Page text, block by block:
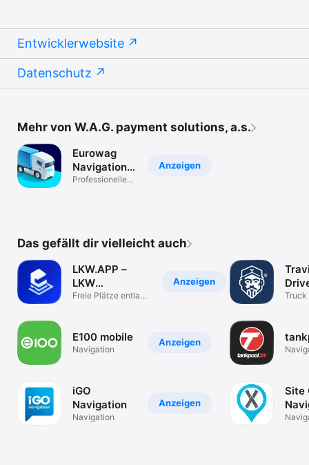
Entwicklerwebsite
Datenschutz
Mehr von W.A.G. payment solutions, a.s.
Anzeigen
Eurowag
Navigation -
Truck GPS
Professionelle
Das gefällt dir vielleicht auch
Anzeigen
LKW.APP –
LKW
Parkplatzsuche
Freie Plätze entlang
Anzeigen
E100 mobile
Navigation
Anzeigen
iGO
Navigation
Navigation
Truck
Site